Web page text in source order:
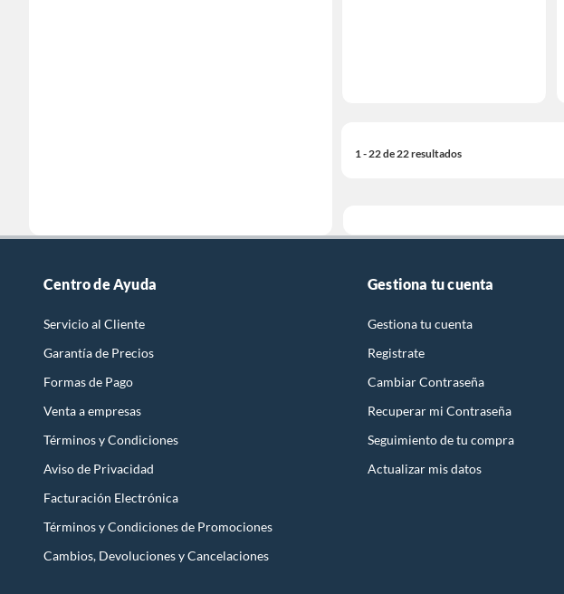
1 - 22 de 22 resultados
Centro de Ayuda
Servicio al Cliente
Garantía de Precios
Formas de Pago
Venta a empresas
Términos y Condiciones
Aviso de Privacidad
Facturación Electrónica
Términos y Condiciones de Promociones
Cambios, Devoluciones y Cancelaciones
Gestiona tu cuenta
Gestiona tu cuenta
Registrate
Cambiar Contraseña
Recuperar mi Contraseña
Seguimiento de tu compra
Actualizar mis datos